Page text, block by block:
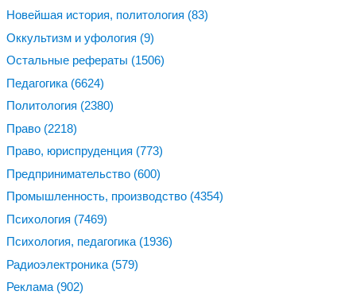
Новейшая история, политология (83)
Оккультизм и уфология (9)
Остальные рефераты (1506)
Педагогика (6624)
Политология (2380)
Право (2218)
Право, юриспруденция (773)
Предпринимательство (600)
Промышленность, производство (4354)
Психология (7469)
Психология, педагогика (1936)
Радиоэлектроника (579)
Реклама (902)